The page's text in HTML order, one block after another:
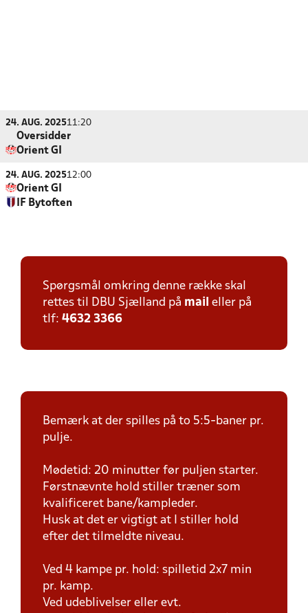
24. AUG. 202511:20
Oversidder
Orient GI
24. AUG. 202512:00
Orient GI
IF Bytoften
Spørgsmål omkring denne række skal
rettes til DBU Sjælland på mail eller på
tlf: 4632 3366
Bemærk at der spilles på to 5:5-baner pr.
pulje.
Mødetid: 20 minutter før puljen starter.
Førstnævnte hold stiller træner som
kvalificeret bane/kampleder.
Husk at det er vigtigt at I stiller hold
efter det tilmeldte niveau.
Ved 4 kampe pr. hold: spilletid 2x7 min
pr. kamp.
Ved udeblivelser eller evt.